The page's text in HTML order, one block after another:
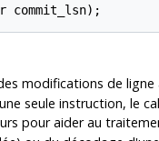
commit_lsn);
modifications de
seule instruction, le
pour aider au